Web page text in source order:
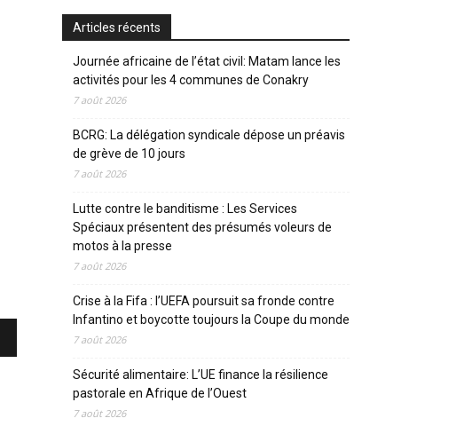
Articles récents
Journée africaine de l’état civil: Matam lance les
activités pour les 4 communes de Conakry
7 août 2026
BCRG: La délégation syndicale dépose un préavis
de grève de 10 jours
7 août 2026
Lutte contre le banditisme : Les Services
Spéciaux présentent des présumés voleurs de
motos à la presse
7 août 2026
Crise à la Fifa : l’UEFA poursuit sa fronde contre
Infantino et boycotte toujours la Coupe du monde
7 août 2026
Sécurité alimentaire: L’UE finance la résilience
pastorale en Afrique de l’Ouest
7 août 2026